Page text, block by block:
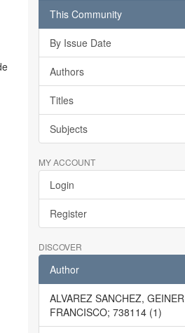
This Community
By Issue Date
Authors
Titles
Subjects
MY ACCOUNT
Login
Register
DISCOVER
Author
ALVAREZ SANCHEZ, GEINER
FRANCISCO; 738114 (1)